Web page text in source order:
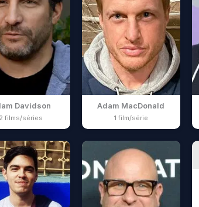
Davidson
films/séries
Adam MacDonald
1 film/série